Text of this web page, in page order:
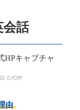
話
公式HP
由